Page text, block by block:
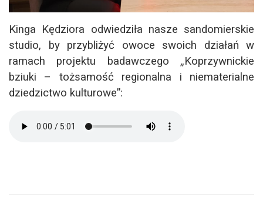
Kinga Kędziora odwiedziła nasze sandomierskie
studio, by przybliżyć owoce swoich działań w
ramach projektu badawczego „Koprzywnickie
bziuki – tożsamość regionalna i niematerialne
dziedzictwo kulturowe”: